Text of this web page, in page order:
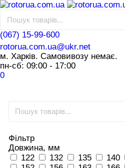
(067) 15-99-600
rotorua.com.ua@ukr.net
м. Харків. Самовивозу немає.
пн-сб: 09:00 - 17:00
0
Фільтр
Довжина, мм
122
132 135 140